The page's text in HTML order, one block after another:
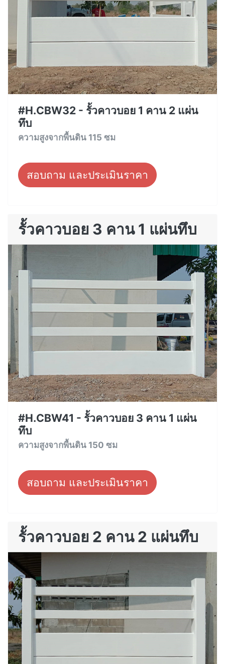
#H.CBW32 - รั้วคาวบอย 1 คาน 2 แผ่น
ทึบ
ความสูงจากพื้นดิน 115 ซม
สอบถาม และประเมินราคา
รั้วคาวบอย 3 คาน 1 แผ่นทึบ
#H.CBW41 - รั้วคาวบอย 3 คาน 1 แผ่น
ทึบ
ความสูงจากพื้นดิน 150 ซม
สอบถาม และประเมินราคา
รั้วคาวบอย 2 คาน 2 แผ่นทึบ